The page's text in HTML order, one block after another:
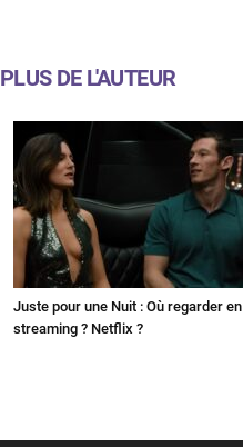
PLUS DE L'AUTEUR
Juste pour une Nuit : Où regarder en
streaming ? Netflix ?